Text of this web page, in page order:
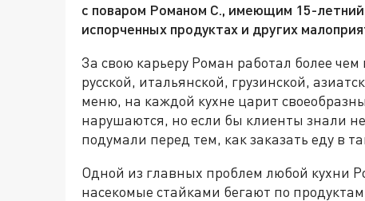
с поваром Романом С., имеющим 15-летний
испорченных продуктах и других
За свою карьеру Роман работал более
русской, итальянской, грузинской,
меню, на каждой кухне царит
нарушаются, но если бы клиенты знали
подумали перед тем, как заказать еду в
Одной из главных проблем любой кухни
насекомые стайками бегают по